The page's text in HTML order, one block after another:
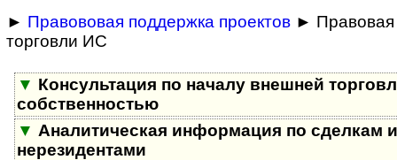
► Правововая поддержка проектов ► Правовая
торговли ИС
▼ Консультация по началу внешней
собственностью
▼ Аналитическая информация по сделкам
нерезидентами